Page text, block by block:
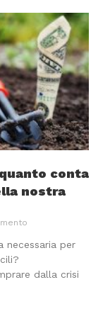
quanto conta
nostra
necessaria per
dalla crisi